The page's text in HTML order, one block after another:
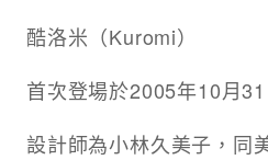
酷洛米（Kuromi）
首次登場於2005年10月31
設計師為小林久美子，同